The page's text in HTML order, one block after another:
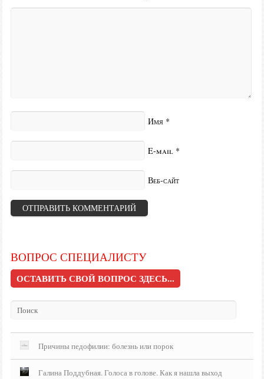
Имя *
E-mail *
Веб-сайт
ВОПРОС СПЕЦИАЛИСТУ
ОСТАВИТЬ СВОЙ ВОПРОС ЗДЕСЬ...
Причины педофилии: болезнь или порок
Галина Поддубная. Голоса в голове. Как я нашла выход